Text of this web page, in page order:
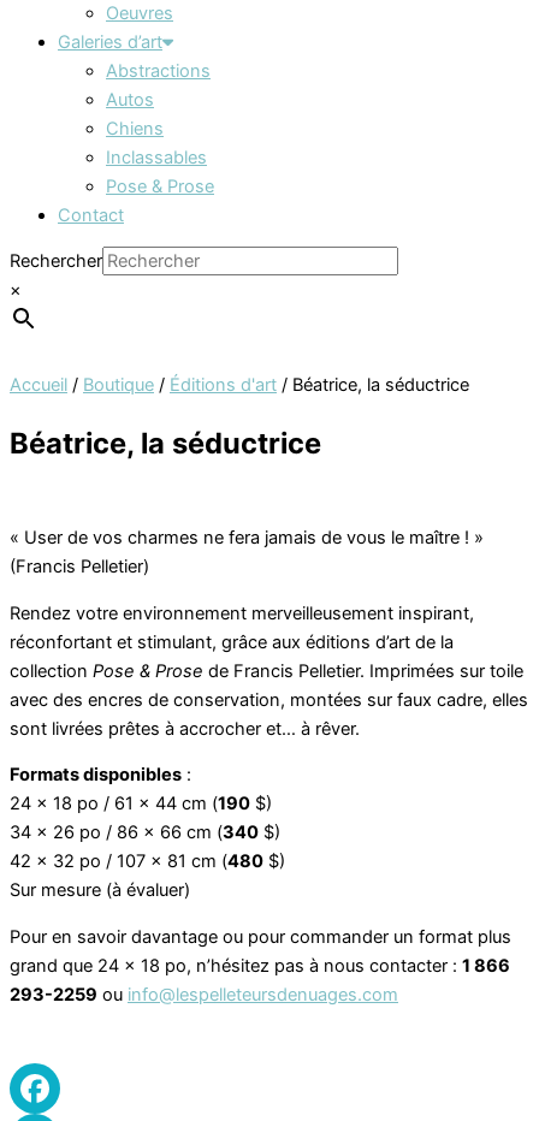
Oeuvres
Galeries d’art
Abstractions
Autos
Chiens
Inclassables
Pose & Prose
Contact
Rechercher
×
Accueil / Boutique / Éditions d'art / Béatrice, la séductrice
Béatrice, la séductrice
« User de vos charmes ne fera jamais de vous le maître ! »
(Francis Pelletier)
Rendez votre environnement merveilleusement inspirant,
réconfortant et stimulant, grâce aux éditions d’art de la
collection Pose & Prose de Francis Pelletier. Imprimées sur toile
avec des encres de conservation, montées sur faux cadre, elles
sont livrées prêtes à accrocher et… à rêver.
Formats disponibles :
24 x 18 po / 61 x 44 cm (190 $)
34 x 26 po / 86 x 66 cm (340 $)
42 x 32 po / 107 x 81 cm (480 $)
Sur mesure (à évaluer)
Pour en savoir davantage ou pour commander un format plus
grand que 24 x 18 po, n’hésitez pas à nous contacter : 1 866
293-2259 ou info@lespelleteursdenuages.com